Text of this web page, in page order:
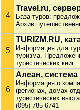
4
Travel.ru,
База туров:
Архив
5
TURIZM.RU,
Информация для
туризма.
туристических книг.
6
Алеан,
Информация о
(регионах, домах
туристических
(095) 785-6741